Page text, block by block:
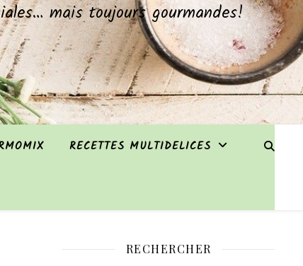
mais toujours gourmandes!
RECETTES MULTIDELICES
RECHERCHER